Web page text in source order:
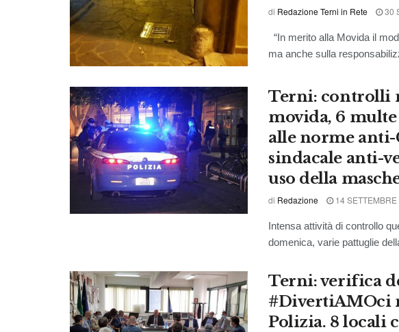
di Redazione Terni in Rete 30
“In merito alla Movida il
ma anche sulla
Terni: controlli
movida, 6
alle norme anti-
sindacale anti-
uso della
di Redazione 14 SETTEMBRE
Intensa attività di controllo
domenica, varie pattuglie
Terni: verifica
#DivertiAMOci
Polizia. 8 locali